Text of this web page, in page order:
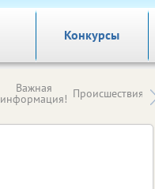
Конкурсы
Важная
информация! Происшествия